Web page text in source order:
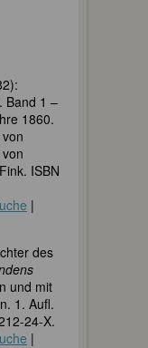
Band 1 –
1860.
ISBN
|
des
und mit
1. Aufl.
24-X.
|